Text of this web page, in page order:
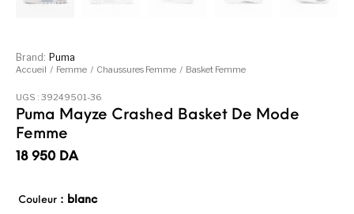
Accueil / Femme / Chaussures Femme / Basket Femme
Puma Mayze Crashed Basket De Mode
Femme
18 950 DA
Couleur : blanc
UGS :39249501-36
Brand: Puma